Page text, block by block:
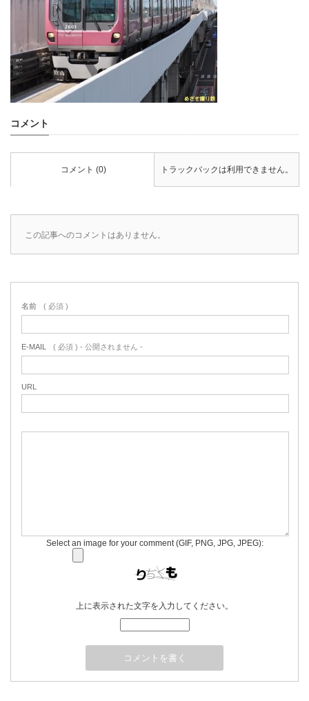
コメント
コメント (0) トラックバックは利用できません。
この記事へのコメントはありません。
名前 ( 必須 )
E-MAIL ( 必須 ) - 公開されません -
URL
Select an image for your comment (GIF, PNG, JPG, JPEG):
上に表示された文字を入力してください。